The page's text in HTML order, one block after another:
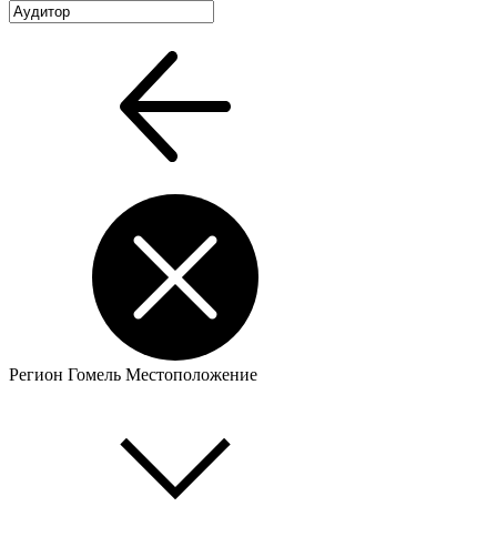
Регион Гомель Местоположение